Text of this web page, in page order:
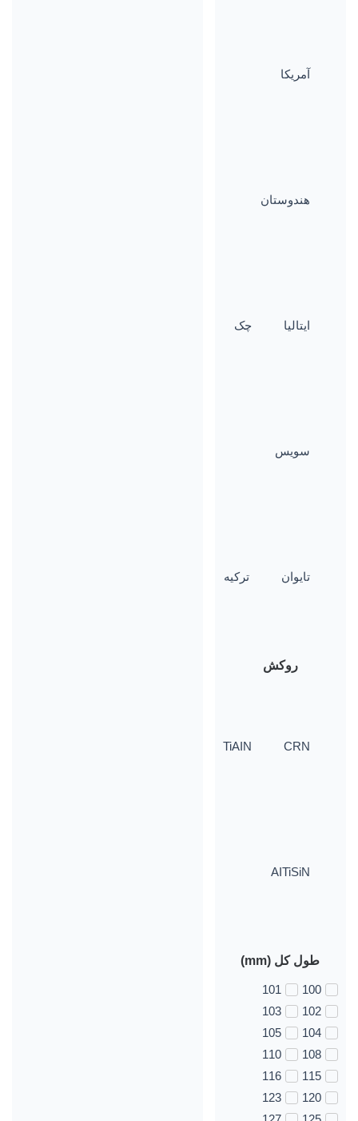
آمریکا
هندوستان
ایتالیا چک
سویس
تایوان ترکیه
روکش
CRN
TiAIN
AITiSiN
طول کل (mm)
100
101
102
103
104
105
108
110
115
116
120
123